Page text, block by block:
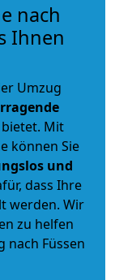
nach
Ihnen
Umzug
Mit
können Sie
und
dass Ihre
werden. Wir
zu helfen
nach Füssen